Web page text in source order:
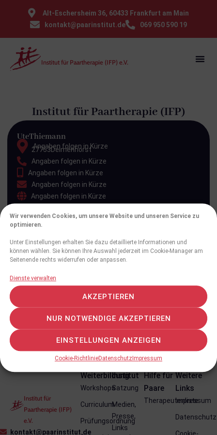
Wir verwenden Cookies, um unsere Website und unseren Service zu
optimieren.
Unter Einstellungen erhalten Sie dazu detaillierte Informationen und
können wählen. Sie können Ihre Auswahl jederzeit im Cookie-Manager am
Seitenende rechts widerrufen oder anpassen.
Dienste verwalten
AKZEPTIEREN
NUR NOTWENDIGE AKZEPTIEREN
EINSTELLUNGEN ANZEIGEN
Cookie-RichtlinieDatenschutz Impressum
⁠Alt-Eschersheim 36, 60433 Frankfurt am Main
kontakt@paarinstitut.de
069 950 590 19
Institut für Paartherapie (IFP) e.V.
Institut für Paartherapie (IFP)
UteThiemann
Angaben folgen in Kürze
27753Delmenhorst
Angaben folgen in Kürze
Angaben folgen in Kürze
Angaben folgen in Kürze
Angaben folgen in Kürze
Persönliches Profil
Angaben folgen in kürze
Institut für
Paartherapie (IFP)
e.V.
kontakt@paarinstitut.de
Weiterbildung
Workshops
Curriculum
Prüfungsordnung
Institut
Satzung
Medien,
Presse,
Links
Hilfe für
Paare
Therapeutenliste
Weitere
Links
Impressum
Datenschutz
Cookie-